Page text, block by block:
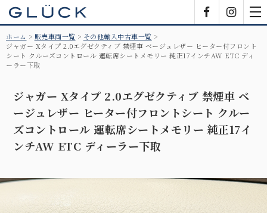
ホーム 販売車両一覧
その他輸入中古車一覧
ジャガー Xタイプ 2.0エグゼクティブ 禁煙車 ベージュレザー ヒーター付フロント
シート クルーズコントロール 運転席シートメモリー 純正17インチAW ETC ディ
ーラー下取
ジャガー Xタイプ 2.0エグゼクティブ 禁煙車 ベ
ージュレザー ヒーター付フロントシート クルー
ズコントロール 運転席シートメモリー 純正17イ
ンチAW ETC ディーラー下取